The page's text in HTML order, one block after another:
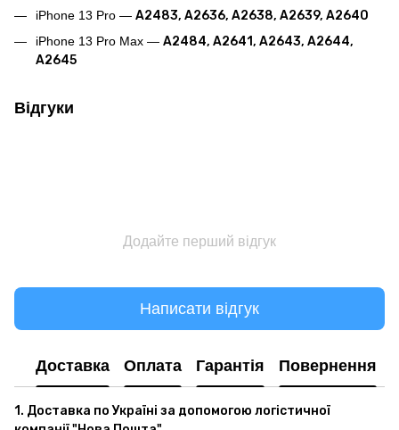
iPhone 13 Pro — A2483, A2636, A2638, A2639, A2640
iPhone 13 Pro Max — A2484, A2641, A2643, A2644,
A2645
Відгуки
Додайте перший відгук
Написати відгук
Доставка Оплата Гарантія Повернення
1. Доставка по Україні за допомогою логістичної